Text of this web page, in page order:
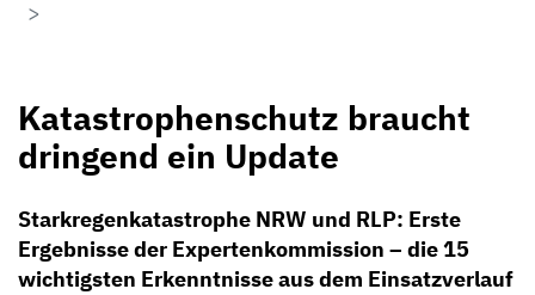
Katastrophenschutz braucht
dringend ein Update
Starkregenkatastrophe NRW und RLP: Erste
Ergebnisse der Expertenkommission – die 15
wichtigsten Erkenntnisse aus dem Einsatzverlauf